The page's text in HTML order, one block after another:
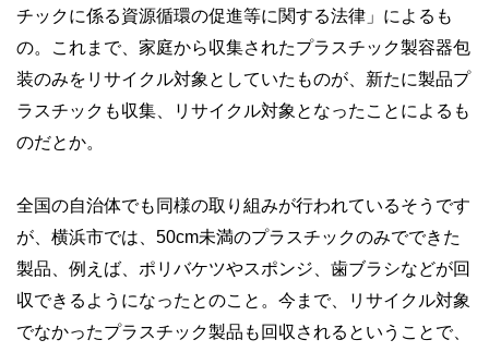
チックに係る資源循環の促進等に関する法律」によるも
の。これまで、家庭から収集されたプラスチック製容器包
装のみをリサイクル対象としていたものが、新たに製品プ
ラスチックも収集、リサイクル対象となったことによるも
のだとか。
全国の自治体でも同様の取り組みが行われているそうです
が、横浜市では、50cm未満のプラスチックのみでできた
製品、例えば、ポリバケツやスポンジ、歯ブラシなどが回
収できるようになったとのこと。今まで、リサイクル対象
でなかったプラスチック製品も回収されるということで、